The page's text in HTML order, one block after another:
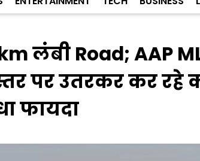
लंबी Road; AAP
पर उतरकर कर रहे
फायदा